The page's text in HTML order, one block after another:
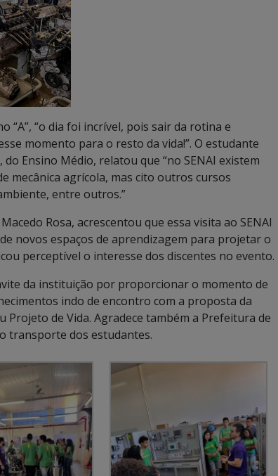
“A”, “o dia foi incrível, pois sair da rotina e
momento para o resto da vida!”. O estudante
do Ensino Médio, relatou que “no SENAI existem
mecânica agrícola, mas cito outros cursos
entre outros.”
Rosa, acrescentou que essa visita ao SENAI
novos espaços de aprendizagem para projetar o
perceptível o interesse dos discentes no evento.
da instituição por proporcionar o momento de
indo de encontro com a proposta da
Projeto de Vida. Agradece também a Prefeitura de
transporte dos estudantes.